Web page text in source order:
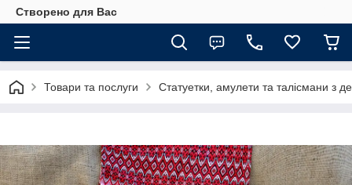
Створено для Вас
Товари та послуги Статуетки, амулети та талісмани з